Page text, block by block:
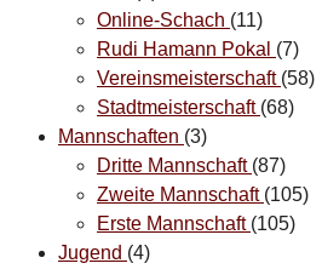
Online-Schach (11)
Rudi Hamann Pokal (7)
Vereinsmeisterschaft (58)
Stadtmeisterschaft (68)
Mannschaften (3)
Dritte Mannschaft (87)
Zweite Mannschaft (105)
Erste Mannschaft (105)
Jugend (4)